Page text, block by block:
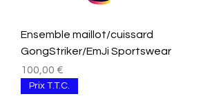
Ensemble maillot/cuissard
GongStriker/EmJi Sportswear
Prix
100,00 €
Prix T.T.C.